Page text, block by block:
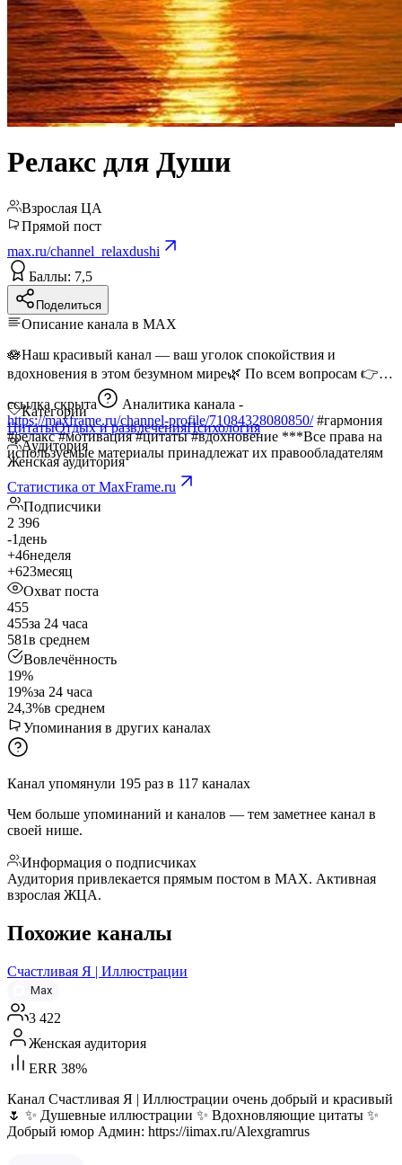
Релакс для Души
Взрослая ЦА
Прямой пост
max.ru/channel_relaxdushi
Баллы: 7,5
Поделиться
Описание канала в MAX
🪷Наш красивый канал — ваш уголок спокойствия и
вдохновения в этом безумном мире🌿 По всем вопросам 👉
ссылка скрыта
Аналитика канала -
https://maxframe.ru/channel-profile/71084328080850/#гармония
#релакс #мотивация #цитаты #вдохновение ***Все права на
используемые материалы принадлежат их правообладателям
Категории
ЦитатыОтдых и развлеченияПсихология
Аудитория
Женская аудитория
Статистика от MaxFrame.ru
Подписчики
2 396
-1 день
+46неделя
+623месяц
Охват поста
455
455за 24 часа
581в среднем
Вовлечённость
19%
19%за 24 часа
24,3%в среднем
Упоминания в других каналах
Канал упомянули 195 раз в 117 каналах
Чем больше упоминаний и каналов — тем заметнее канал в
своей нише.
Информация о подписчиках
Аудитория привлекается прямым постом в МАХ. Активная
взрослая ЖЦА.
Похожие каналы
Счастливая Я | Иллюстрации
Max
3 422
Женская аудитория
ERR 38%
Канал Счастливая Я | Иллюстрации очень добрый и красивый
🌷 ✨ Душевные иллюстрации ✨ Вдохновляющие цитаты ✨
Добрый юмор Админ: https://iimax.ru/Alexgramrus